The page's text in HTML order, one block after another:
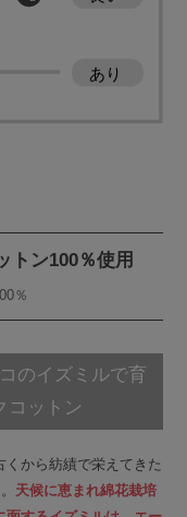
トン100％使用
％
のイズミルで育
コットン
くから紡績で栄えてきた
天候に恵まれ綿花栽培